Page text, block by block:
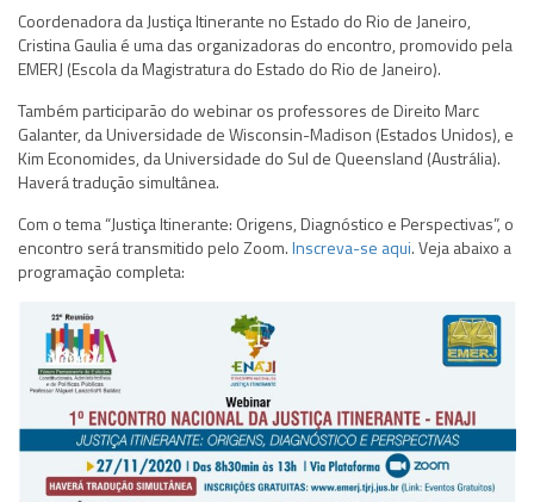
Coordenadora da Justiça Itinerante no Estado do Rio de Janeiro,
Cristina Gaulia é uma das organizadoras do encontro, promovido pela
EMERJ (Escola da Magistratura do Estado do Rio de Janeiro).
Também participarão do webinar os professores de Direito Marc
Galanter, da Universidade de Wisconsin-Madison (Estados Unidos), e
Kim Economides, da Universidade do Sul de Queensland (Austrália).
Haverá tradução simultânea.
Com o tema “Justiça Itinerante: Origens, Diagnóstico e Perspectivas”, o
encontro será transmitido pelo Zoom.Inscreva-se aqui. Veja abaixo a
programação completa: